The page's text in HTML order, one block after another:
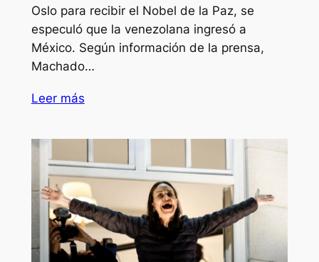
Oslo para recibir el Nobel de la Paz, se
especuló que la venezolana ingresó a
México. Según información de la prensa,
Machado…
Leer más